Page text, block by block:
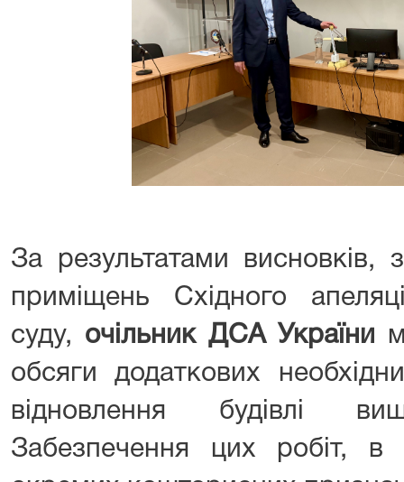
За результатами висновків,
приміщень Східного
суду, очільник ДСА України
обсяги додаткових
відновлення будівлі
Забезпечення цих робіт, в